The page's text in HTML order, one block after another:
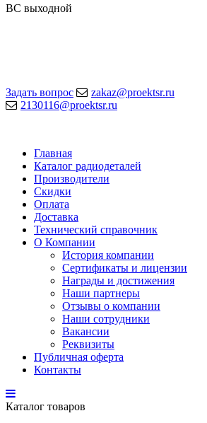
ВС выходной
Задать вопрос
zakaz@proektsr.ru
2130116@proektsr.ru
Главная
Каталог радиодеталей
Производители
Скидки
Оплата
Доставка
Технический справочник
О Компании
История компании
Сертификаты и лицензии
Награды и достижения
Наши партнеры
Отзывы о компании
Наши сотрудники
Вакансии
Реквизиты
Публичная оферта
Контакты
Каталог товаров